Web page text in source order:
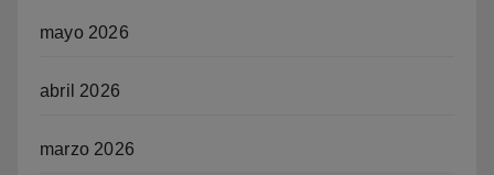
mayo 2026
abril 2026
marzo 2026